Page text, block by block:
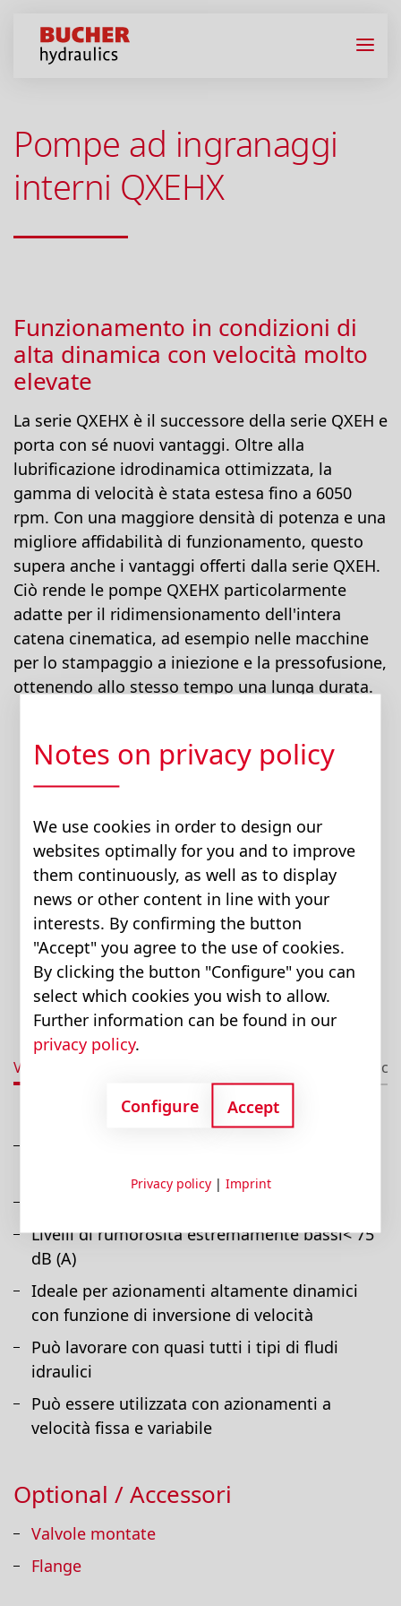
Pompe ad ingranaggi
interni QXEHX
Funzionamento in condizioni di
alta dinamica con velocità molto
elevate
La serie QXEHX è il successore della serie QXEH e
porta con sé nuovi vantaggi. Oltre alla
lubrificazione idrodinamica ottimizzata, la
gamma di velocità è stata estesa fino a 6050
rpm. Con una maggiore densità di potenza e una
migliore affidabilità di funzionamento, questo
supera anche i vantaggi offerti dalla serie QXEH.
Ciò rende le pompe QXEHX particolarmente
adatte per il ridimensionamento dell'intera
catena cinematica, ad esempio nelle macchine
per lo stampaggio a iniezione e la pressofusione,
ottenendo allo stesso tempo una lunga durata.
Vantaggi
Livelli di rumorosità estremamente bassi< 75
dB (A)
Ideale per azionamenti altamente dinamici
con funzione di inversione di velocità
Può lavorare con quasi tutti i tipi di fludi
idraulici
Può essere utilizzata con azionamenti a
velocità fissa e variabile
Optional / Accessori
Valvole montate
Flange
Notes on privacy policy
We use cookies in order to design our
websites optimally for you and to improve
them continuously, as well as to display
news or other content in line with your
interests. By confirming the button
"Accept" you agree to the use of cookies.
By clicking the button "Configure" you can
select which cookies you wish to allow.
Further information can be found in our
privacy policy.
Configure Accept
Privacy policy| Imprint